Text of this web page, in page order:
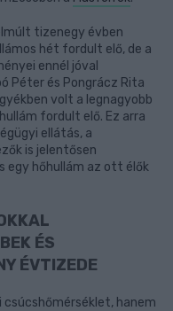
tizenegy évben
hét fordult elő, de a
ennél jóval
Péter és Pongrácz Rita
volt a legnagyobb
fordult elő. Ez arra
ellátás, a
is jelentősen
egy hőhullám az ott élők
ÉS
ÉVTIZEDE
hanem